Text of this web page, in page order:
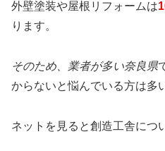
外壁塗装や屋根リフォームは
ります。
そのため、業者が多い奈良県
からないと悩んでいる方は多
ネットを見ると創造工舎につ